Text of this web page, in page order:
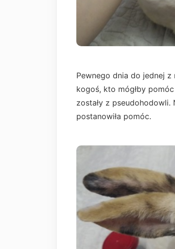
Pewnego dnia do jednej
kogoś, kto mógłby
zostały z
postanowiła pomóc.